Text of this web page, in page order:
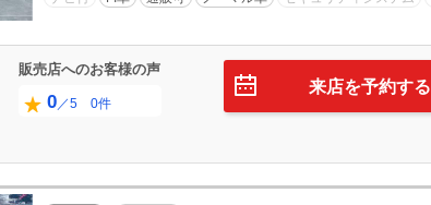
販売店へのお客様の声
0／5 0件
来店を予約する